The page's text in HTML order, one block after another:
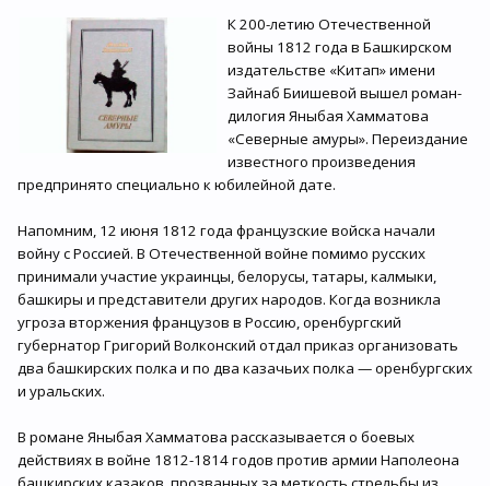
К 200-летию Отечественной
войны 1812 года в Башкирском
издательстве «Китап» имени
Зайнаб Биишевой вышел роман-
дилогия Яныбая Хамматова
«Северные амуры». Переиздание
известного произведения
предпринято специально к юбилейной дате.
Напомним, 12 июня 1812 года французские войска начали
войну с Россией. В Отечественной войне помимо русских
принимали участие украинцы, белорусы, татары, калмыки,
башкиры и представители других народов. Когда возникла
угроза вторжения французов в Россию, оренбургский
губернатор Григорий Волконский отдал приказ организовать
два башкирских полка и по два казачьих полка — оренбургских
и уральских.
В романе Яныбая Хамматова рассказывается о боевых
действиях в войне 1812-1814 годов против армии Наполеона